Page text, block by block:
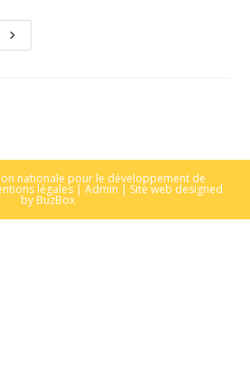
Festivité
Du
nationale pour le développement de
légales | Admin | Site web designed
by BuzBox